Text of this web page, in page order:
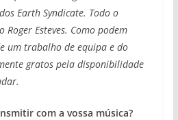
Earth Syndicate. Todo o
Esteves. Como podem
um trabalho de equipa e do
gratos pela disponibilidade
com a vossa música?